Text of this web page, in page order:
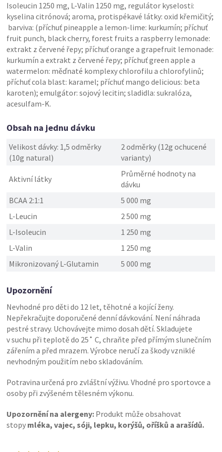
Isoleucin 1250 mg, L-Valin 1250 mg, regulátor kyselosti:
kyselina citrónová; aroma, protispékavé látky: oxid křemičitý;
barviva: (příchuť pineapple a lemon-lime: kurkumín; příchuť
fruit punch, black cherry, forest fruits a raspberry lemonade:
extrakt z červené řepy; příchuť orange a grapefruit lemonade:
kurkumín a extrakt z červené řepy; příchuť green apple a
watermelon: měďnaté komplexy chlorofilu a chlorofylinů;
příchuť cola blast: karamel; příchuť mango delicious: beta
karoten); emulgátor: sojový lecitin; sladidla: sukralóza,
acesulfam-K.
Obsah na jednu dávku
Velikost dávky: 1,5 odměrky
(10g natural)
2 odměrky (12g ochucené
varianty)
Aktivní látky
Průměrné hodnoty na
dávku
BCAA 2:1:1
5 000 mg
L-Leucin
2 500 mg
L-Isoleucin
1 250 mg
L-Valin
1 250 mg
Mikronizovaný L-Glutamin
5 000 mg
Upozornění
Nevhodné pro děti do 12 let, těhotné a kojící ženy.
Nepřekračujte doporučené denní dávkování. Není náhrada
pestré stravy. Uchovávejte mimo dosah dětí. Skladujete
v suchu při teplotě do 25˚ C, chraňte před přímým slunečním
zářením a před mrazem. Výrobce neručí za škody vzniklé
nevhodným použitím nebo skladováním.
Potravina určená pro zvláštní výživu. Vhodné pro sportovce a
osoby při zvýšeném tělesném výkonu.
Upozornění na alergeny: Produkt může obsahovat
stopy mléka, vajec, sóji, lepku, korýšů, oříšků a arašídů.